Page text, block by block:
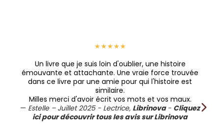
★★★★★
Un livre que je suis loin d'oublier, une histoire
émouvante et attachante. Une vraie force trouvée
dans ce livre par une amie pour qui l'histoire est
similaire.
Milles merci d'avoir écrit vos mots et vos maux.
— Estelle – Juillet 2025 - Lectrice, Librinova - Cliquez
ici pour découvrir tous les avis sur Librinova